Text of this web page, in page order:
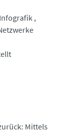
Infografik
Mittels